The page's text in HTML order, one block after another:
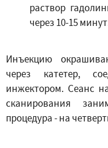
раствор
через 10-15
Инъекцию
через катетер,
инжектором. Сеанс
сканирования
процедура - на